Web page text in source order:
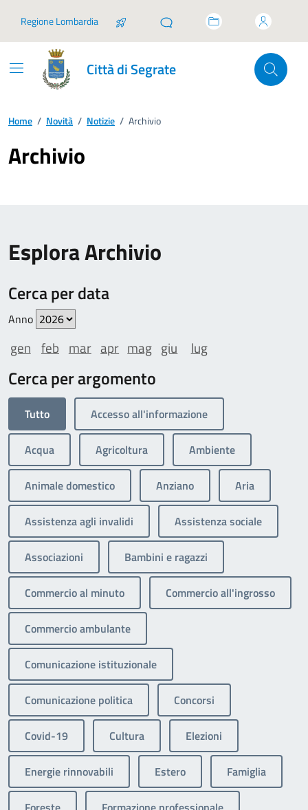
Regione Lombardia
Città di Segrate
Home / Novità / Notizie / Archivio
Archivio
Esplora Archivio
Cerca per data
Anno
gen feb mar apr mag giu lug
Cerca per argomento
Tutto Accesso all'informazione
Acqua Agricoltura Ambiente
Animale domestico Anziano Aria
Assistenza agli invalidi Assistenza sociale
Associazioni Bambini e ragazzi
Commercio al minuto Commercio all'ingrosso
Commercio ambulante
Comunicazione istituzionale
Comunicazione politica Concorsi
Covid-19 Cultura Elezioni
Energie rinnovabili Estero Famiglia